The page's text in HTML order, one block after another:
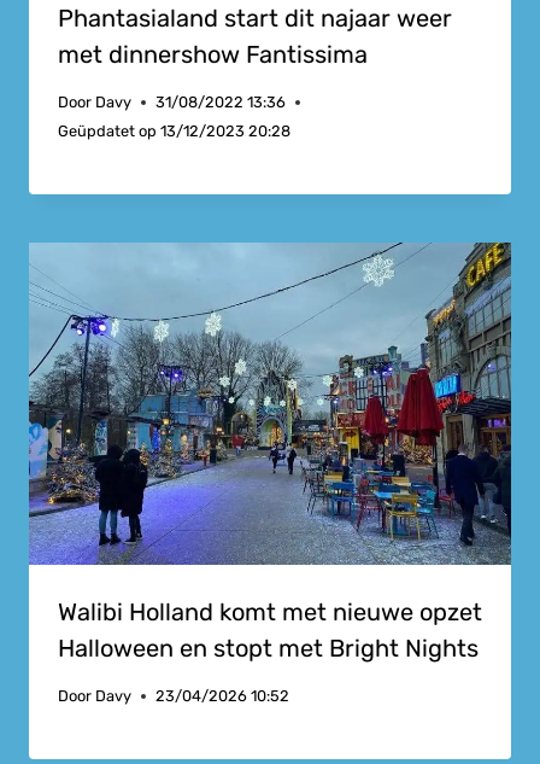
Phantasialand start dit najaar weer
met dinnershow Fantissima
Door Davy
31/08/2022 13:36
Geüpdatet op 13/12/2023 20:28
Walibi Holland komt met nieuwe opzet
Halloween en stopt met Bright Nights
Door Davy 23/04/2026 10:52